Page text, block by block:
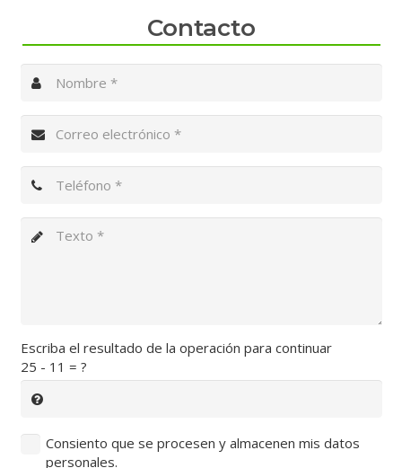
Contacto
Escriba el resultado de la operación para continuar
25 - 11 = ?
Consiento que se procesen y almacenen mis datos
personales.